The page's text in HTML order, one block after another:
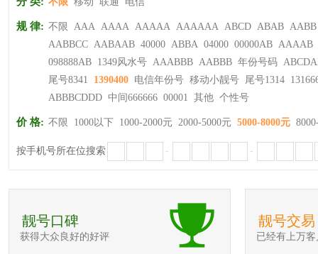
规 律: 不限 AAA AAAA AAAAA AAAAAA ABCD ABAB AABB
AABBCC AABAAB 40000 ABBA 04000 00000AB AAAAB
098888AB 1349风水号 AAABBB AABBB 年份号码
尾号8341
1390400 电信年份号 移动小靓号 尾号1314
ABBBCDDD 中间666666 00001 其他 个性号
价 格: 不限 1000以下 1000-2000元 2000-5000元 5000-8000元
按手机号所在位搜索 - -
靓号口碑
获得大众良好的好评
靓号交易
已经有上万